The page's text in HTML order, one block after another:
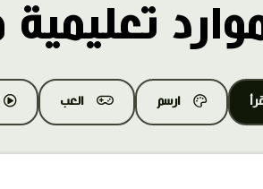
تعليمية
ارسم العب